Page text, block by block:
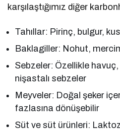
karşılaştığımız diğer
Tahıllar: Pirinç, bulgur,
Baklagiller: Nohut,
Sebzeler: Özellikle havuç,
nişastalı sebzeler
Meyveler: Doğal şeker
fazlasına dönüşebilir
Süt ve süt ürünleri: